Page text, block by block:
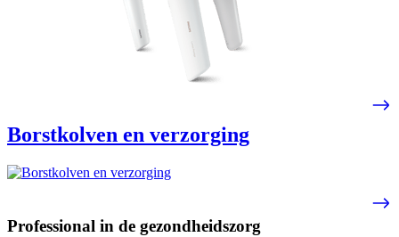
Borstkolven en verzorging
Professional in de gezondheidszorg